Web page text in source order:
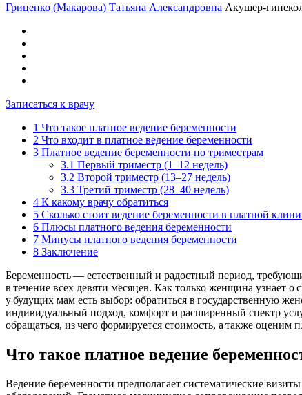
Гриценко (Макарова) Татьяна Александровна Акушер-
Записаться к врачу
1 Что такое платное ведение беременности
2 Что входит в платное ведение беременности
3 Платное ведение беременности по триместрам
3.1 Первый триместр (1–12 недель)
3.2 Второй триместр (13–27 недель)
3.3 Третий триместр (28–40 недель)
4 К какому врачу обратиться
5 Сколько стоит ведение беременности в платной
6 Плюсы платного ведения беременности
7 Минусы платного ведения беременности
8 Заключение
Беременность — естественный и радостный период,
в течение всех девяти месяцев. Как только женщина узнает
у будущих мам есть выбор: обратиться в государственную
индивидуальный подход, комфорт и расширенный спектр
обращаться, из чего формируется стоимость, а также
Что такое платное ведение
Ведение беременности предполагает систематические